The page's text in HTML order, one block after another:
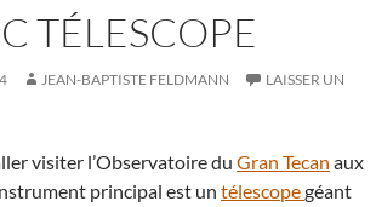
TÉLESCOPE
JEAN-BAPTISTE FELDMANN
LAISSER UN
visiter l’Observatoire du Gran Tecan aux
principal est un télescopegéant